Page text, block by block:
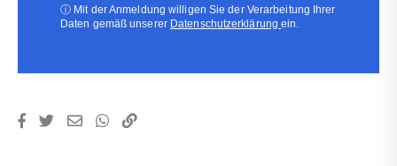
ⓘ Mit der Anmeldung willigen Sie der Verarbeitung Ihrer
Daten gemäß unserer Datenschutzerklärungein.